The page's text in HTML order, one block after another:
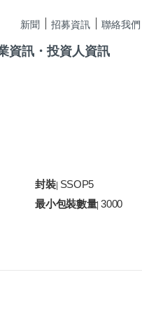
新聞 招募資訊 聯絡我們
資訊・投資人資訊
封裝| SSOP5
最小包裝數量|3000